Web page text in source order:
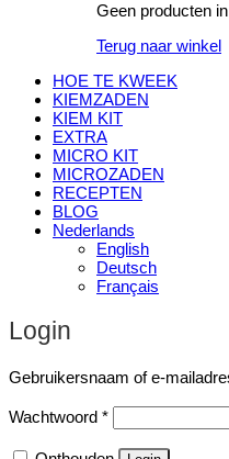
Geen producten
Terug naar winkel
HOE TE KWEEK
KIEMZADEN
KIEM KIT
EXTRA
MICRO KIT
MICROZADEN
RECEPTEN
BLOG
Nederlands
English
Deutsch
Français
Login
Gebruikersnaam of e-
Wachtwoord *Vereist